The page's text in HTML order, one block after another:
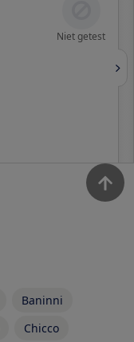
Niet getest
Baninni
Chicco